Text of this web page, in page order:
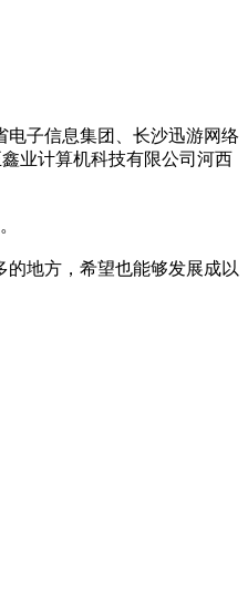
电子信息集团、长沙迅游网络
业计算机科技有限公司河西
地方，希望也能够发展成以